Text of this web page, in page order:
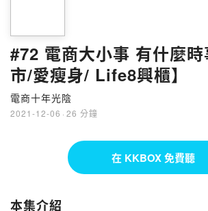
#72 電商大小事 有什麼
市/愛瘦身/ Life8興櫃】
電商十年光陰
2021-12-06 · 26 分鐘
在 KKBOX 免費聽
本集介紹